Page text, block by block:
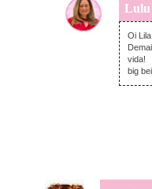
Lulu
Oi Lila,
vida!
big